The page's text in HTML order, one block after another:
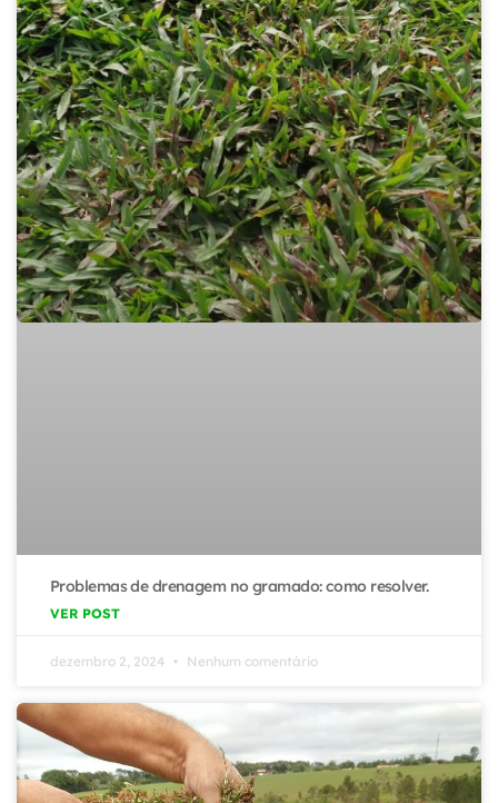
Problemas de drenagem no gramado: como resolver.
VER POST
dezembro 2, 2024 Nenhum comentário